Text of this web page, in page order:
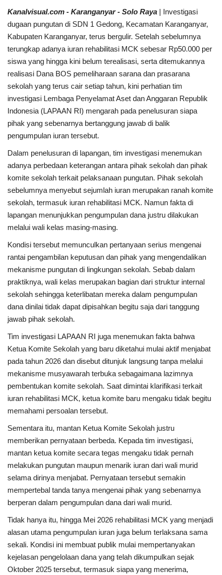
Jawa Barat
Riau
Bisnis
Jambi
Kaltim
Dunia
Artikel
Ekonomi
Olahraga
Hukum
Nasional
Otomotif
Umum
Gallery
Politik
Daerah
Sumbar
Kepri
Pariwisata
Sulawesi Utara (Sulut)
Pendidikan
Opini
Kanalvisual.com - Karanganyar - Solo Raya | Investigasi
dugaan pungutan di SDN 1 Gedong, Kecamatan Karanganyar,
Kabupaten Karanganyar, terus bergulir. Setelah sebelumnya
terungkap adanya iuran rehabilitasi MCK sebesar Rp50.000 per
siswa yang hingga kini belum terealisasi, serta ditemukannya
realisasi Dana BOS pemeliharaan sarana dan prasarana
sekolah yang terus cair setiap tahun, kini perhatian tim
investigasi Lembaga Penyelamat Aset dan Anggaran Republik
Indonesia (LAPAAN RI) mengarah pada penelusuran siapa
pihak yang sebenarnya bertanggung jawab di balik
pengumpulan iuran tersebut.
Dalam penelusuran di lapangan, tim investigasi menemukan
adanya perbedaan keterangan antara pihak sekolah dan pihak
komite sekolah terkait pelaksanaan pungutan. Pihak sekolah
sebelumnya menyebut sejumlah iuran merupakan ranah komite
sekolah, termasuk iuran rehabilitasi MCK. Namun fakta di
lapangan menunjukkan pengumpulan dana justru dilakukan
melalui wali kelas masing-masing.
Kondisi tersebut memunculkan pertanyaan serius mengenai
rantai pengambilan keputusan dan pihak yang mengendalikan
mekanisme pungutan di lingkungan sekolah. Sebab dalam
praktiknya, wali kelas merupakan bagian dari struktur internal
sekolah sehingga keterlibatan mereka dalam pengumpulan
dana dinilai tidak dapat dipisahkan begitu saja dari tanggung
jawab pihak sekolah.
Tim investigasi LAPAAN RI juga menemukan fakta bahwa
Ketua Komite Sekolah yang baru diketahui mulai aktif menjabat
pada tahun 2026 dan disebut ditunjuk langsung tanpa melalui
mekanisme musyawarah terbuka sebagaimana lazimnya
pembentukan komite sekolah. Saat dimintai klarifikasi terkait
iuran rehabilitasi MCK, ketua komite baru mengaku tidak begitu
memahami persoalan tersebut.
Sementara itu, mantan Ketua Komite Sekolah justru
memberikan pernyataan berbeda. Kepada tim investigasi,
mantan ketua komite secara tegas mengaku tidak pernah
melakukan pungutan maupun menarik iuran dari wali murid
selama dirinya menjabat. Pernyataan tersebut semakin
mempertebal tanda tanya mengenai pihak yang sebenarnya
berperan dalam pengumpulan dana dari wali murid.
Tidak hanya itu, hingga Mei 2026 rehabilitasi MCK yang menjadi
alasan utama pengumpulan iuran juga belum terlaksana sama
sekali. Kondisi ini membuat publik mulai mempertanyakan
kejelasan pengelolaan dana yang telah dikumpulkan sejak
Oktober 2025 tersebut, termasuk siapa yang menerima,